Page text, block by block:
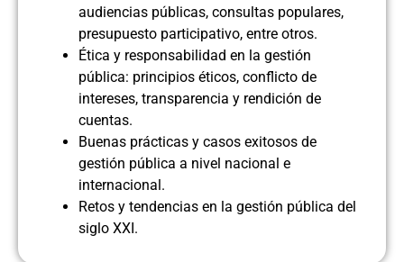
audiencias públicas, consultas populares,
presupuesto participativo, entre otros.
Ética y responsabilidad en la gestión
pública: principios éticos, conflicto de
intereses, transparencia y rendición de
cuentas.
Buenas prácticas y casos exitosos de
gestión pública a nivel nacional e
internacional.
Retos y tendencias en la gestión pública del
siglo XXI.